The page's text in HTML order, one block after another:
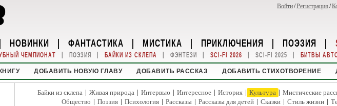
Войти/Регистрация /
| НОВИНКИ | ФАНТАСТИКА | МИСТИКА | ПРИКЛЮЧЕНИЯ | ПОЭЗИЯ |
ЧЕМПИОНАТ | ПОЭЗИЯ | БАЙКИ ИЗ СКЛЕПА | ФЭНТЕЗИ | SCI-FI 2026 | SCI-FI 2025 | БИТВЫ
ДОБАВИТЬ НОВУЮ ГЛАВУ ДОБАВИТЬ РАССКАЗ ДОБАВИТЬ СТИХОТВОРЕНИЕ
Байки из склепа | Живая природа | Интервью | Интересное | История | Культура | Мистические
Общество | Поэзия | Психология | Рассказы | Рассказы для детей | Сказки | Стиль жизни |